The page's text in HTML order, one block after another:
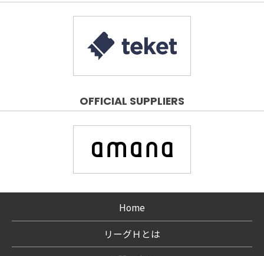
OFFICIAL SUPPLIERS
Home
リーグＨとは